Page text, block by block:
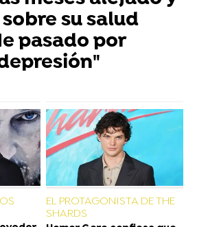
su salud
pasado por
EL PROTAGONISTA DE THE
SHARDS